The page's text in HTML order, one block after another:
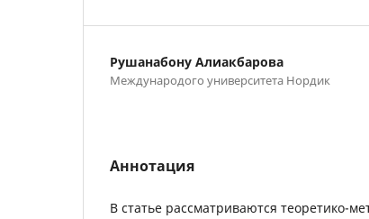
Рушанабону Алиакбарова
Международого университета Нордик
Аннотация
В статье рассматриваются теоретико-